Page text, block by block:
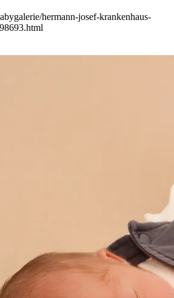
hermann-josef-krankenhaus-